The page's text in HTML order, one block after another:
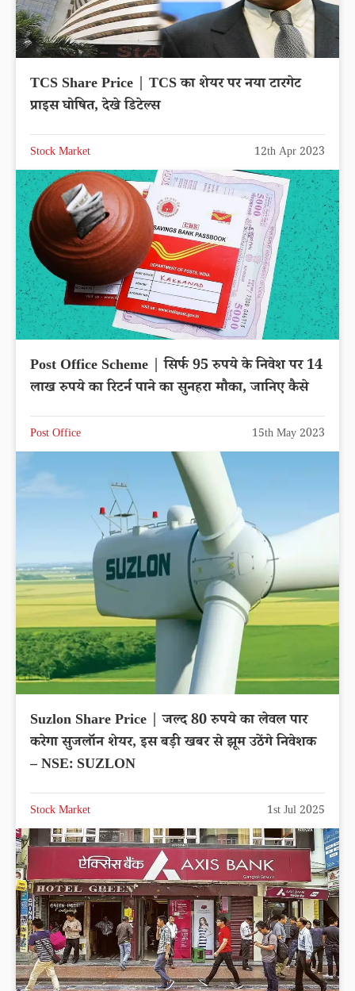
TCS Share Price | TCS का शेयर पर नया टारगेट
प्राइस घोषित, देखे डिटेल्स
Stock Market 12th Apr 2023
Post Office Scheme | सिर्फ 95 रुपये के निवेश पर 14
लाख रुपये का रिटर्न पाने का सुनहरा मौका, जानिए कैसे
Post Office 15th May 2023
Suzlon Share Price | जल्द 80 रुपये का लेवल पार
करेगा सुजलॉन शेयर, इस बड़ी खबर से झूम उठेंगे निवेशक
– NSE: SUZLON
Stock Market 1st Jul 2025